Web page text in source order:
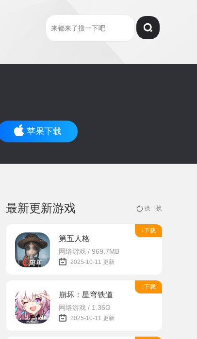
苹果下载
最新更新游戏 换一换
↓下载
第五人格
网络游戏 / 969.7MB
2025-10-11 更新
↓下载
崩坏：星穹铁道
网络游戏 / 1.36G
2025-10-11 更新